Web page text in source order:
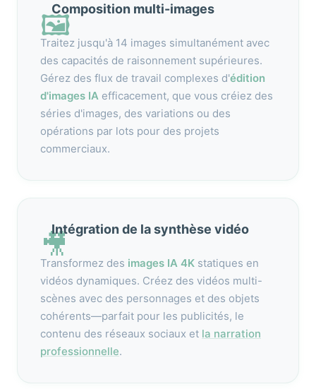
🖼️
Composition multi-images
Traitez jusqu'à 14 images simultanément avec
des capacités de raisonnement supérieures.
Gérez des flux de travail complexes d'édition
d'images IA efficacement, que vous créiez des
séries d'images, des variations ou des
opérations par lots pour des projets
commerciaux.
🎥
Intégration de la synthèse vidéo
Transformez des images IA 4K statiques en
vidéos dynamiques. Créez des vidéos multi-
scènes avec des personnages et des objets
cohérents—parfait pour les publicités, le
contenu des réseaux sociaux et la narration
professionnelle.